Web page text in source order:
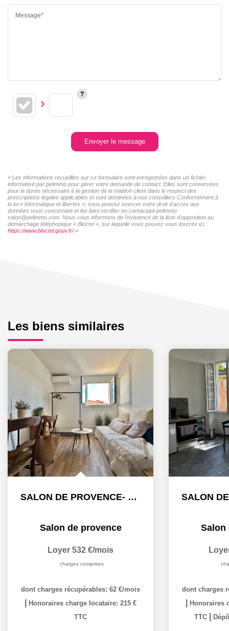
Message*
Envoyer le message
« Les informations recueillies sur ce formulaire sont enregistrées dans un fichier
informatisé par pelimmo pour gérer votre demande de contact. Elles sont conservées
pour la durée nécessaire à la gestion de la relation client dans le respect des
prescriptions légales applicables et sont destinées à nos conseillers Conformément à
la loi « informatique et libertés », vous pouvez exercer votre droit d'accès aux
données vous concernant et les faire rectifier en contactant pelimmo
salon@pelimmo.com. Nous vous informons de l'existence de la liste d'opposition au
démarchage téléphonique « Bloctel », sur laquelle vous pouvez vous inscrire ici :
https://www.bloctel.gouv.fr/»
Les biens similaires
SALON DE PROVENCE- STUDIO MEUBLE - 16.40 m2 - BAIL 9 MOIS
Salon de provence
Loyer 532 €/mois
charges comprises
dont charges récupérables: 62 €/mois
Honoraires charge locataire: 215 €
TTC
Salon
dont charges
Honoraires
TTC